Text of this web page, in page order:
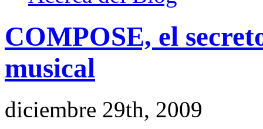
COMPOSE, el
musical
diciembre 29th, 2009